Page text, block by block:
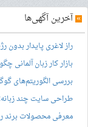
»آخرین آگهی‌ها
راز لاغری پایدار
بازار کار زبان آلمانی
بررسی الگوریتم‌های
طراحی سایت چند
معرفی محصولات برند